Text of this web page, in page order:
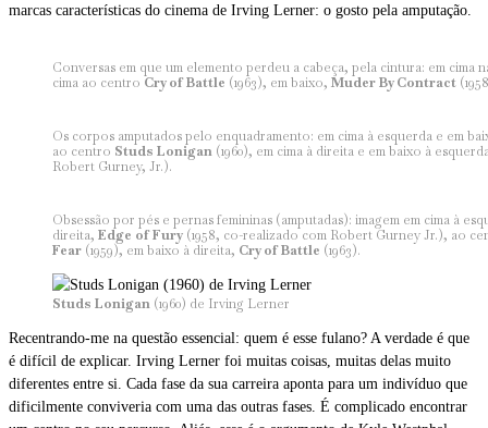
marcas características do cinema de Irving Lerner: o gosto pela amputação.
Conversas em que um elemento perdeu a cabeça, pela cintura: em cima
cima ao centro Cry of Battle (1963), em baixo, Muder By Contract
Os corpos amputados pelo enquadramento: em cima à esquerda e em
ao centro Studs Lonigan (1960), em cima à direita e em baixo à
Robert Gurney, Jr.).
Obsessão por pés e pernas femininas (amputadas): imagem em cima à
direita, Edge of Fury (1958, co-realizado com Robert Gurney Jr.), ao
Fear (1959), em baixo à direita, Cry of Battle (1963).
Studs Lonigan (1960) de Irving Lerner
Recentrando-me na questão essencial: quem é esse fulano? A verdade é que
é difícil de explicar. Irving Lerner foi muitas coisas, muitas delas muito
diferentes entre si. Cada fase da sua carreira aponta para um indivíduo que
dificilmente conviveria com uma das outras fases. É complicado encontrar